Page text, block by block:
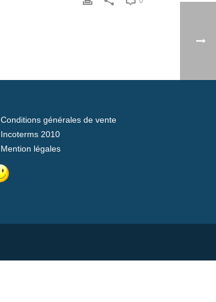
Conditions générales de vente
Incoterms 2010
Mention légales